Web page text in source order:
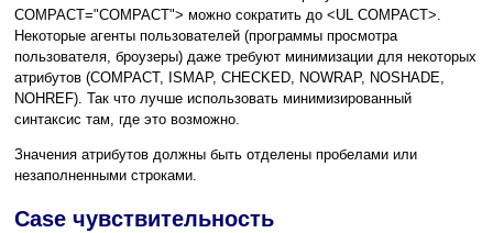
COMPACT="COMPACT"> можно сократить до <UL COMPACT>.
Некоторые агенты пользователей (программы просмотра
пользователя, броузеры) даже требуют минимизации для некоторых
атрибутов (COMPACT, ISMAP, CHECKED, NOWRAP, NOSHADE,
NOHREF). Так что лучше использовать минимизированный
синтаксис там, где это возможно.
Значения атрибутов должны быть отделены пробелами или
незаполненными строками.
Case чувствительность